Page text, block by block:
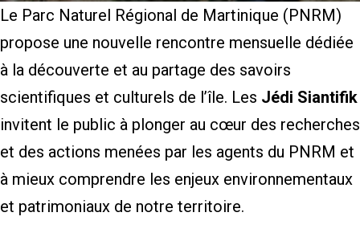
Le Parc Naturel Régional de Martinique (PNRM)
propose une nouvelle rencontre mensuelle dédiée
à la découverte et au partage des savoirs
scientifiques et culturels de l’île. Les Jédi Siantifik
invitent le public à plonger au cœur des recherches
et des actions menées par les agents du PNRM et
à mieux comprendre les enjeux environnementaux
et patrimoniaux de notre territoire.